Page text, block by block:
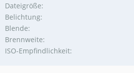
Dateigröße
Belichtung
Blende
Brennweite
ISO-Empfindlichkeit